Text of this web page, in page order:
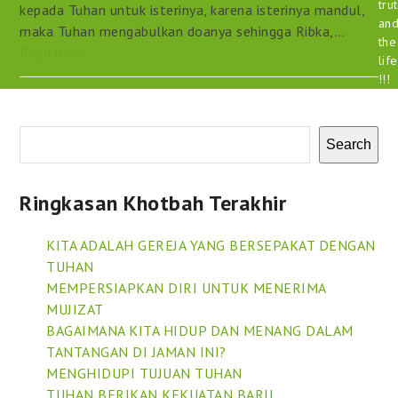
kepada Tuhan untuk isterinya, karena isterinya mandul,
maka Tuhan mengabulkan doanya sehingga Ribka,…
Search
Ringkasan Khotbah Terakhir
KITA ADALAH GEREJA YANG BERSEPAKAT DENGAN
TUHAN
MEMPERSIAPKAN DIRI UNTUK MENERIMA
MUJIZAT
BAGAIMANA KITA HIDUP DAN MENANG DALAM
TANTANGAN DI JAMAN INI?
MENGHIDUPI TUJUAN TUHAN
TUHAN BERIKAN KEKUATAN BARU
the
life
!!!